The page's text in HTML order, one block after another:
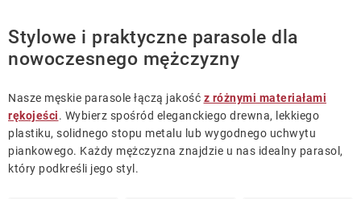
Ławki i huśtawki
Leżaki
Akcesoria
Stylowe i praktyczne parasole dla
nowoczesnego mężczyzny
Nasze męskie parasole łączą jakość z różnymi materiałami
rękojeści. Wybierz spośród eleganckiego drewna, lekkiego
plastiku, solidnego stopu metalu lub wygodnego uchwytu
piankowego. Każdy mężczyzna znajdzie u nas idealny parasol,
który podkreśli jego styl.